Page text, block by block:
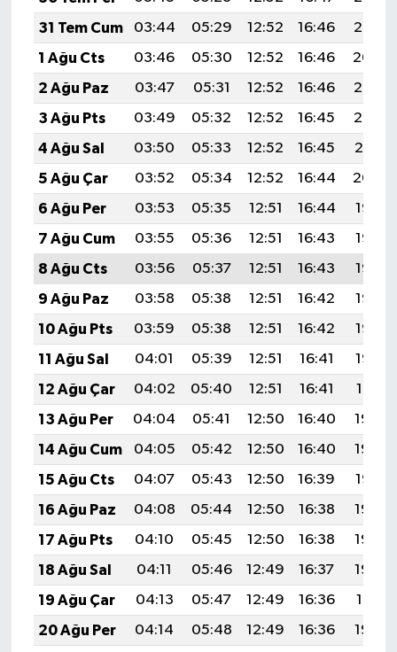
31 Tem Cum
03:44 05:29 12:52 16:46
20:05
1 Ağu Cts
03:46 05:30 12:52 16:46
20:04
2 Ağu Paz
03:47 05:31 12:52 16:46
20:03
3 Ağu Pts
03:49 05:32 12:52 16:45
20:02
4 Ağu Sal
03:50 05:33 12:52 16:45
20:01
5 Ağu Çar
03:52 05:34 12:52 16:44
20:00
6 Ağu Per
03:53 05:35 12:51 16:44
19:58
7 Ağu Cum
03:55 05:36 12:51 16:43
19:57
8 Ağu Cts
03:56 05:37 12:51 16:43
19:56
9 Ağu Paz
03:58 05:38 12:51 16:42
19:55
10 Ağu Pts
03:59 05:38 12:51 16:42
19:53
11 Ağu Sal
04:01 05:39 12:51 16:41
19:52
12 Ağu Çar
04:02 05:40 12:51 16:41
19:51
13 Ağu Per
04:04 05:41 12:50 16:40
19:50
14 Ağu Cum
04:05 05:42 12:50 16:40
19:48
15 Ağu Cts
04:07 05:43 12:50 16:39
19:47
16 Ağu Paz
04:08 05:44 12:50 16:38
19:45
17 Ağu Pts
04:10 05:45 12:50 16:38
19:44
18 Ağu Sal
04:11 05:46 12:49 16:37
19:43
19 Ağu Çar
04:13 05:47 12:49 16:36
19:41
20 Ağu Per
04:14 05:48 12:49 16:36
19:40